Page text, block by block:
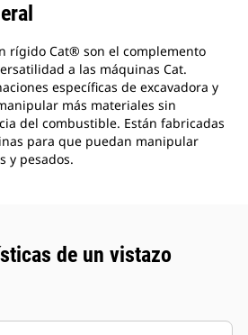
rígido Cat® son el complemento
a las máquinas Cat.
específicas de excavadora y
más materiales sin
del combustible. Están fabricadas
para que puedan manipular
y pesados.
de un vistazo